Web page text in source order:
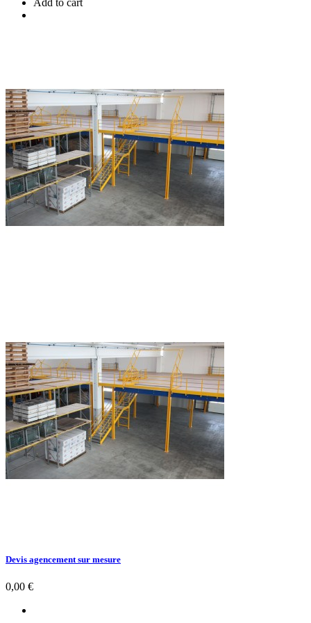
Add to cart
Devis agencement sur mesure
Prix
0,00 €